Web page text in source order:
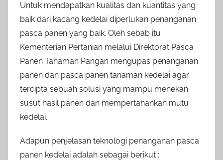
Untuk mendapatkan kualitas dan kuantitas yang
baik dari kacang kedelai diperlukan penanganan
pasca panen yang baik. Oleh sebab itu
Kementerian Pertanian melalui Direktorat Pasca
Panen Tanaman Pangan mengupas penanganan
panen dan pasca panen tanaman kedelai agar
tercipta sebuah solusi yang mampu menekan
susut hasil panen dan mempertahankan mutu
kedelai.
Adapun penjelasan teknologi penanganan pasca
panen kedelai adalah sebagai berikut :